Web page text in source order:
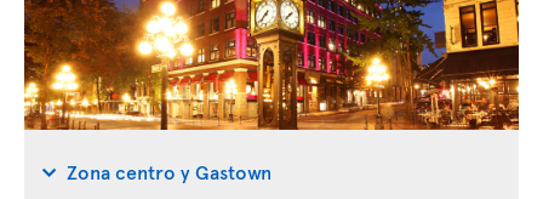
Zona centro y Gastown